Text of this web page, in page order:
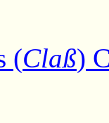
(Claß)